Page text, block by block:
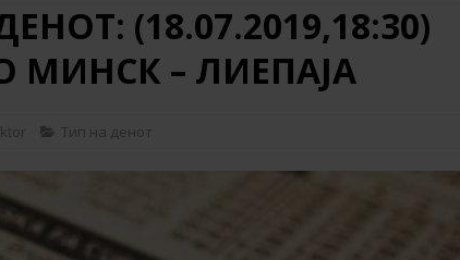
(18.07.2019,18:30)
– ЛИЕПАЈА
Тип на денот